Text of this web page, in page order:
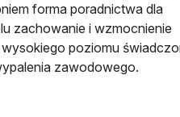
forma poradnictwa dla
zachowanie i wzmocnienie
poziomu
zawodowego.